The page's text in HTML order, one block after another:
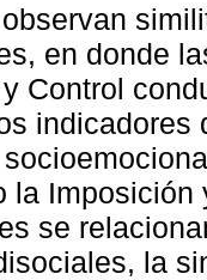
en donde
Control
indicadores
la
se
la